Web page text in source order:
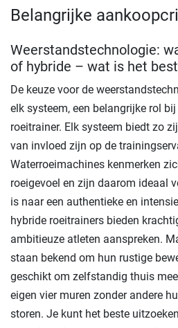
Belangrijke
Weerstandstechnologie:
of hybride – wat is het
De keuze voor de
elk systeem, een belangrijke rol
roeitrainer. Elk systeem biedt zo
van invloed zijn op de
Waterroeimachines kenmerken
roeigevoel en zijn daarom ideaal
is naar een authentieke en
hybride roeitrainers bieden
ambitieuze atleten aanspreken.
staan bekend om hun rustige
geschikt om zelfstandig thuis
eigen vier muren zonder andere
storen. Je kunt het beste